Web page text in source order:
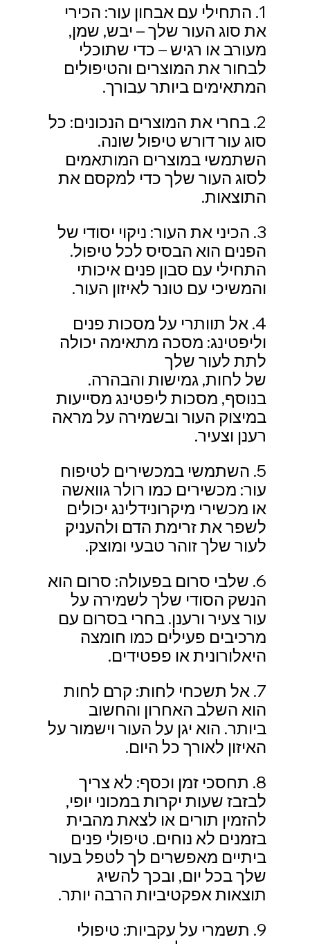
1. התחילי עם אבחון עור: הכירי
את סוג העור שלך – יבש, שמן,
מעורב או רגיש – כדי שתוכלי
לבחור את המוצרים והטיפולים
המתאימים ביותר עבורך.
2. בחרי את המוצרים הנכונים: כל
סוג עור דורש טיפול שונה.
השתמשי במוצרים המותאמים
לסוג העור שלך כדי למקסם את
התוצאות.
3. הכיני את העור: ניקוי יסודי של
הפנים הוא הבסיס לכל טיפול.
התחילי עם סבון פנים איכותי
והמשיכי עם טונר לאיזון העור.
4. אל תוותרי על מסכות פנים
וליפטינג: מסכה מתאימה יכולה
לתת לעור שלך
של לחות, גמישות והבהרה.
בנוסף, מסכות ליפטינג מסייעות
במיצוק העור ובשמירה על מראה
רענן וצעיר.
5. השתמשי במכשירים לטיפוח
עור: מכשירים כמו רולר גוואשה
או מכשירי מיקרונידלינג יכולים
לשפר את זרימת הדם ולהעניק
לעור שלך זוהר טבעי ומוצק.
6. שלבי סרום בפעולה: סרום הוא
הנשק הסודי שלך לשמירה על
עור צעיר ורענן. בחרי בסרום עם
מרכיבים פעילים כמו חומצה
היאלורונית או פפטידים.
7. אל תשכחי לחות: קרם לחות
הוא השלב האחרון והחשוב
ביותר. הוא יגן על העור וישמור על
האיזון לאורך כל היום.
8. תחסכי זמן וכסף: לא צריך
לבזבז שעות יקרות במכוני יופי,
להזמין תורים או לצאת מהבית
בזמנים לא נוחים. טיפולי פנים
ביתיים מאפשרים לך לטפל בעור
שלך בכל יום, ובכך להשיג
תוצאות אפקטיביות הרבה יותר.
9. תשמרי על עקביות: טיפולי